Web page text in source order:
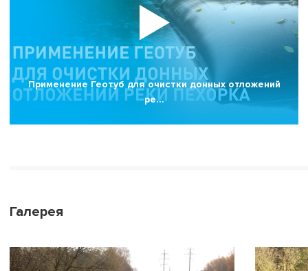
Применение Геотуб для очистки донных отложений
ре…
Галерея